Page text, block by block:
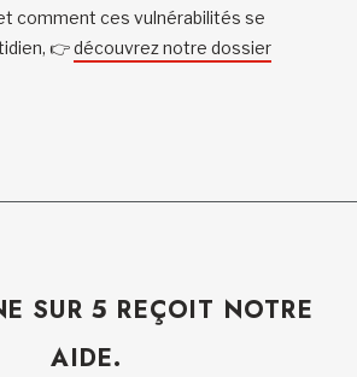
comment ces vulnérabilités se
👉découvrez notre dossier
SUR 5 REÇOIT NOTRE
AIDE.